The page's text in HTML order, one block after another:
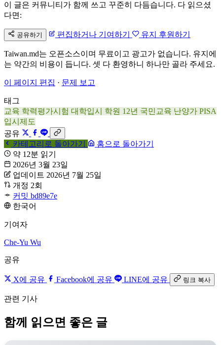
이 글은 커뮤니티가 함께 쓰고 꾸준히 다듬습니다. 다 읽으셨
다면:
공유하기 편집하거나 기여하기 유지 후원하기
Taiwan.md는 오픈소스이며 무료이고 광고가 없습니다. 유지에
는 약간의 비용이 듭니다. 셋 다 환영하니 하나만 골라 주세요.
이 페이지 편집 · 문제 보고
태그
교육 학력평가시험 대학입시 학원 12년 국민교육 난양가 PISA
입시제도
공유
카테고리로 돌아가기
홈으로 돌아가기
약 12분 읽기
2026년 3월 23일
업데이트 2026년 7월 25일
개정 2회
커밋 bd89e7e
한국어
기여자
Che-Yu Wu
공유
X에 공유 Facebook에 공유 LINE에 공유 링크 복사
관련 기사
함께 읽으면 좋은 글